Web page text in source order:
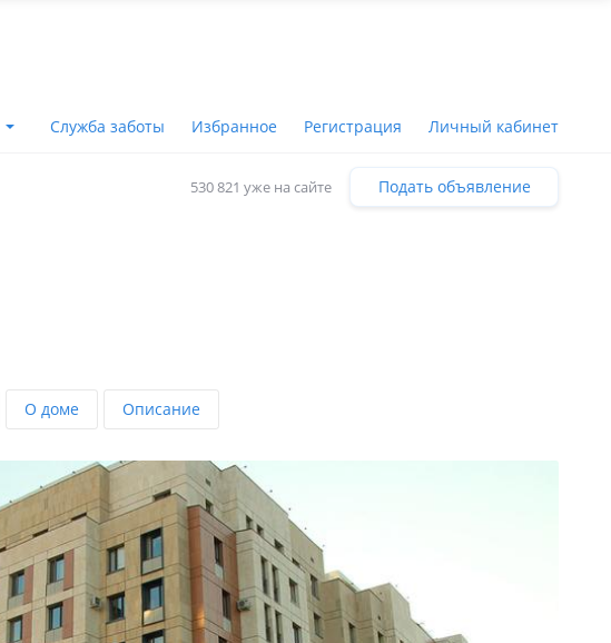
Служба заботы Избранное Регистрация Личный кабинет
530 821 уже на сайте Подать объявление
О доме Описание